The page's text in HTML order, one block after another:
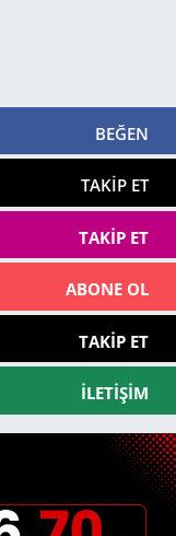
BEĞEN
TAKIP ET
TAKIP ET
ABONE OL
TAKIP ET
İLETIŞIM